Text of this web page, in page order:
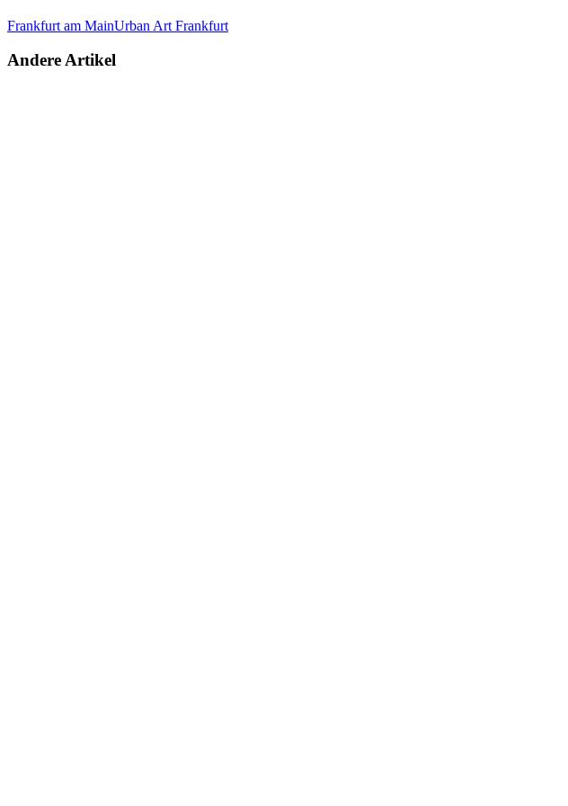
Frankfurt am MainUrban Art Frankfurt
Andere Artikel